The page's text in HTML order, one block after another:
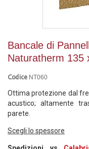
Bancale di
Naturatherm 135
Codice NT060
Ottima protezione dal
acustico; altamente
parete.
Scegli lo spessore